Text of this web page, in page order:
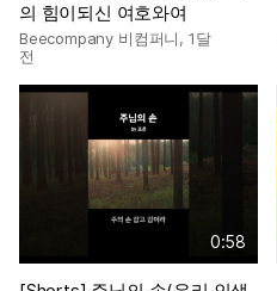
의 힘이되신 여호와여
Beecompany 비컴퍼니, 1달
전
0:58